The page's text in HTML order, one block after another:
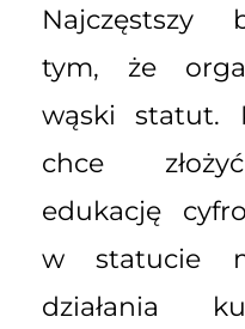
Najczęstszy
tym, że
wąski statut.
chce
edukację
w statucie
działania